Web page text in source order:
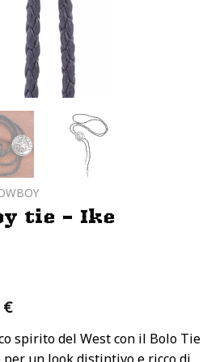
tie – Ike
€Il
prezzo
attuale
spirito del West con il Bolo Tie
un look distintivo e ricco di